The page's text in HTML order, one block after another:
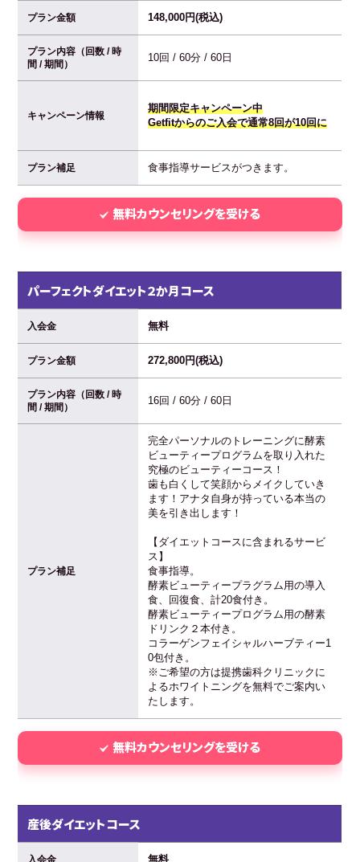
プラン金額 148,000円(税込)
プラン内容（回数 / 時
間 / 期間）
10回 / 60分 / 60日
キャンペーン情報
期間限定キャンペーン中
Getfitからのご入会で通常8回が10回に
プラン補足 食事指導サービスがつきます。
無料カウンセリングを受ける
パーフェクトダイエット２か月コース
入会金 無料
プラン金額 272,800円(税込)
プラン内容（回数 / 時
間 / 期間）
16回 / 60分 / 60日
プラン補足
完全パーソナルのトレーニングに酵素
ビューティープログラムを取り入れた
究極のビューティーコース！
歯も白くして笑顔からメイクしていき
ます！アナタ自身が持っている本当の
美を引き出します！
【ダイエットコースに含まれるサービ
ス】
食事指導。
酵素ビューティープラグラム用の導入
食、回復食、計20食付き。
酵素ビューティープログラム用の酵素
ドリンク２本付き。
コラーゲンフェイシャルハーブティー1
0包付き。
※ご希望の方は提携歯科クリニックに
よるホワイトニングを無料でご案内い
たします。
無料カウンセリングを受ける
産後ダイエットコース
入会金 無料